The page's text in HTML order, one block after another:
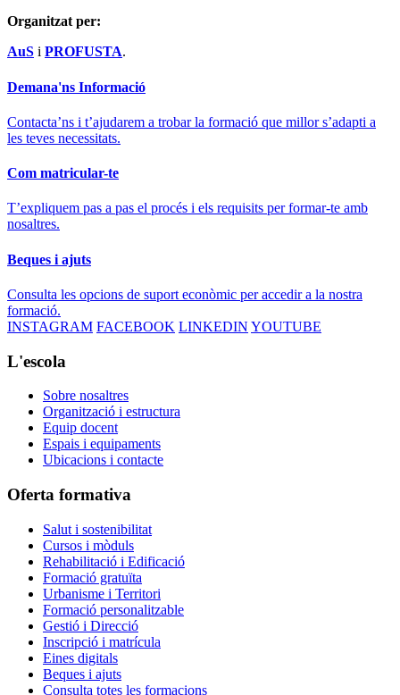
Organitzat per:
AuS i PROFUSTA.
Demana'ns Informació
Contacta’ns i t’ajudarem a trobar la formació que millor s’adapti a
les teves necessitats.
Com matricular-te
T’expliquem pas a pas el procés i els requisits per formar-te amb
nosaltres.
Beques i ajuts
Consulta les opcions de suport econòmic per accedir a la nostra
formació.
INSTAGRAM FACEBOOK LINKEDIN YOUTUBE
L'escola
Sobre nosaltres
Organització i estructura
Equip docent
Espais i equipaments
Ubicacions i contacte
Oferta formativa
Salut i sostenibilitat
Cursos i mòduls
Rehabilitació i Edificació
Formació gratuïta
Urbanisme i Territori
Formació personalitzable
Gestió i Direcció
Inscripció i matrícula
Eines digitals
Beques i ajuts
Consulta totes les formacions